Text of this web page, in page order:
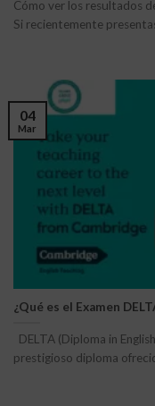
Cómo ver los resultados
Si recientemente
¿Qué es el Examen
DELTA (Diploma in
prestigioso diploma
04
Mar